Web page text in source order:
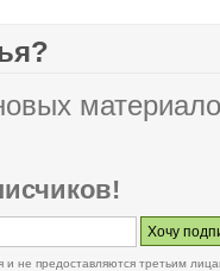
не предоставляются третьим